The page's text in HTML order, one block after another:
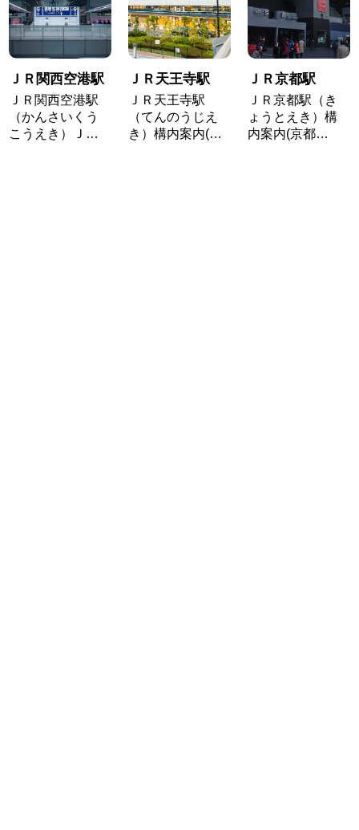
ＪＲ関西空港駅
ＪＲ関西空港駅
（かんさいくう
こうえき）Ｊ…
ＪＲ天王寺駅
ＪＲ天王寺駅
（てんのうじえ
き）構内案内(…
ＪＲ京都駅
ＪＲ京都駅（き
ょうとえき）構
内案内(京都…